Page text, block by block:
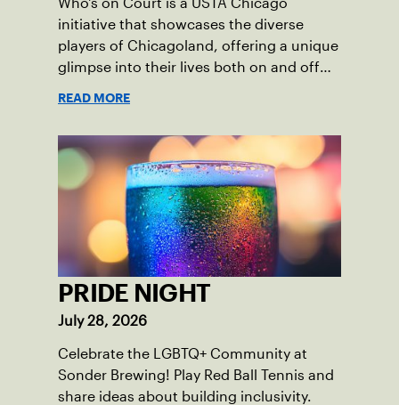
initiative that showcases the diverse
players of Chicagoland, offering a unique
glimpse into their lives both on and off
READ MORE
PRIDE NIGHT
July 28, 2026
Celebrate the LGBTQ+ Community at
Sonder Brewing! Play Red Ball Tennis and
share ideas about building inclusivity.